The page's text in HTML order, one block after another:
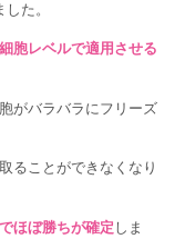
した。
胞レベルで適用させる
がバラバラにフリーズ
ることができなくなり
ほぼ勝ちが確定しま